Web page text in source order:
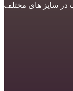
در سایز های مختلف